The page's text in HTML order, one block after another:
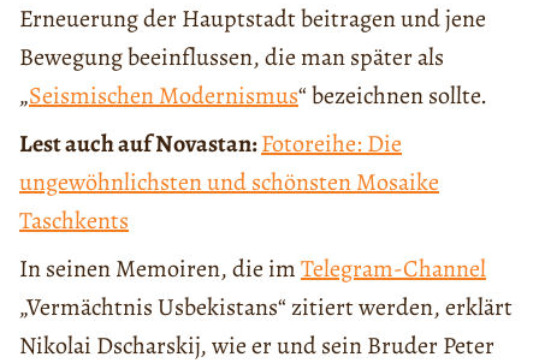
Erneuerung der Hauptstadt beitragen und jene
Bewegung beeinflussen, die man später als
„Seismischen Modernismus“ bezeichnen sollte.
Lest auch auf Novastan:Fotoreihe: Die
ungewöhnlichsten und schönsten Mosaike
Taschkents
In seinen Memoiren, die imTelegram-Channel
„Vermächtnis Usbekistans“ zitiert werden, erklärt
Nikolai Dscharskij, wie er und sein Bruder Peter